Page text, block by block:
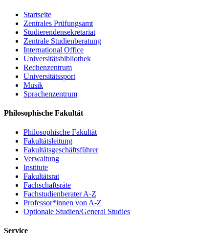
Startseite
Zentrales Prüfungsamt
Studierendensekretariat
Zentrale Studienberatung
International Office
Universitätsbibliothek
Rechenzentrum
Universitätssport
Musik
Sprachenzentrum
Philosophische Fakultät
Philosophische Fakultät
Fakultätsleitung
Fakultätsgeschäftsführer
Verwaltung
Institute
Fakultätsrat
Fachschaftsräte
Fachstudienberater A-Z
Professor*innen von A-Z
Optionale Studien/General Studies
Service